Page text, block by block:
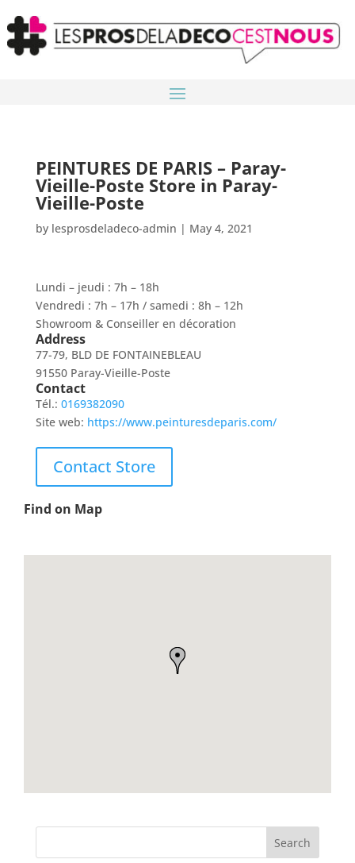
PEINTURES DE PARIS – Paray-
Vieille-Poste Store in Paray-
Vieille-Poste
by lesprosdeladeco-admin | May 4, 2021
Lundi – jeudi : 7h – 18h
Vendredi : 7h – 17h / samedi : 8h – 12h
Showroom & Conseiller en décoration
Address
77-79, BLD DE FONTAINEBLEAU
91550 Paray-Vieille-Poste
Contact
Tél.: 0169382090
Site web: https://www.peinturesdeparis.com/
Contact Store
Find on Map